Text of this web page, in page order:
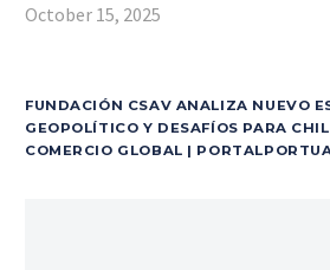
October 15, 2025
FUNDACIÓN CSAV ANALIZA NUEVO
GEOPOLÍTICO Y DESAFÍOS PARA
COMERCIO GLOBAL |